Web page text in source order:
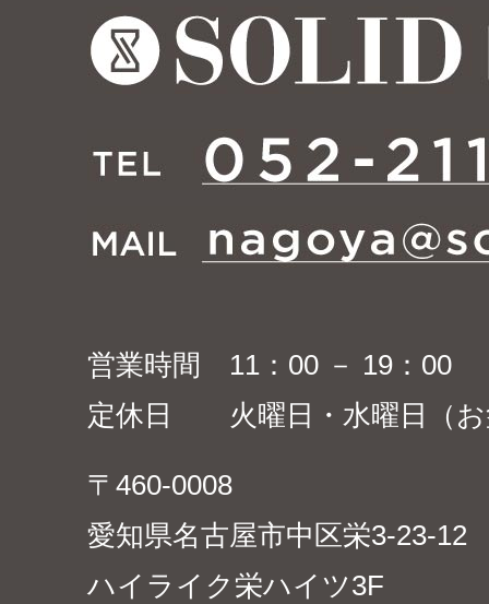
営業時間 11：00 － 19：00
定休日 火曜日・水曜日（お
〒460-0008
愛知県名古屋市中区栄3-23-12
ハイライク栄ハイツ3F